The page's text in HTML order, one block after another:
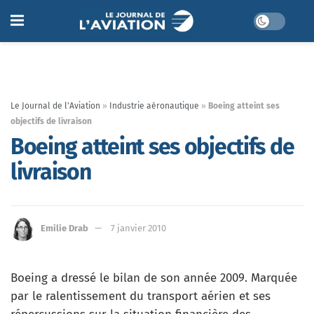
Le Journal de l'Aviation » Industrie aéronautique » Boeing atteint ses
objectifs de livraison
Boeing atteint ses objectifs de
livraison
Emilie Drab 7 janvier 2010
Boeing a dressé le bilan de son année 2009. Marquée
par le ralentissement du transport aérien et ses